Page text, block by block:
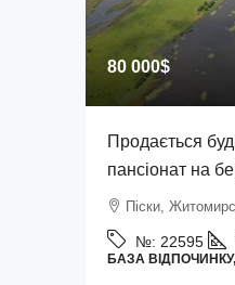
80 000$
Продається
пансіонат на
Піски,
№: 22595
БАЗА